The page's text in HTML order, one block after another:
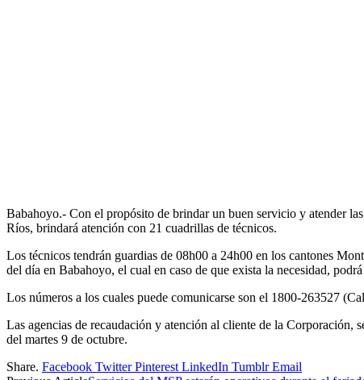
Babahoyo.- Con el propósito de brindar un buen servicio y atender
Ríos, brindará atención con 21 cuadrillas de técnicos.
Los técnicos tendrán guardias de 08h00 a 24h00 en los cantones
del día en Babahoyo, el cual en caso de que exista la necesidad,
Los números a los cuales puede comunicarse son el 1800-263527
Las agencias de recaudación y atención al cliente de la Corporación,
del martes 9 de octubre.
Share. Facebook Twitter Pinterest LinkedIn Tumblr Email